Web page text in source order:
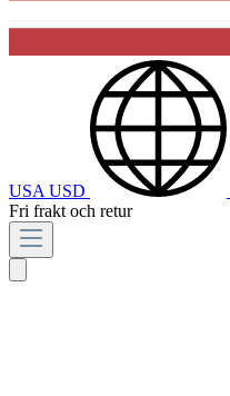
USA USD
Fri frakt och retur